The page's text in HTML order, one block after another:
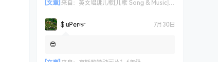
[文章] 来自： 英文唱跳儿歌[儿歌 Song & Music] 艾米咕噜
＄uΡer☞ 7月30日
😎